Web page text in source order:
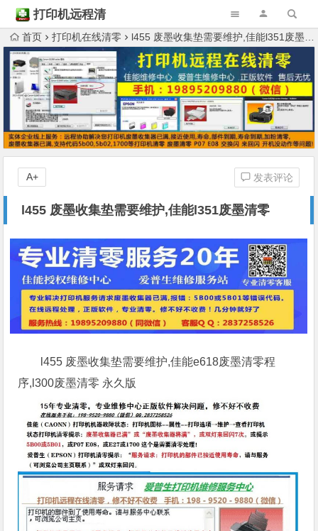
打印机远程清
零首页 打印机在线清零 l455 废墨收集垫需要维护,佳能l351废墨清零
l455 废墨收集垫需要维护,佳能l351废墨清零
发表评论
A+
l455 废墨收集垫需要维护,佳能e618废墨清零程
序,l300废墨清零 永久版